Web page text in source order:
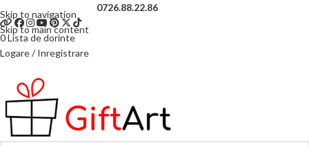
Skip to navigation
Skip to main content
0726.88.22.86
0Lista de dorinte
Logare / Inregistrare